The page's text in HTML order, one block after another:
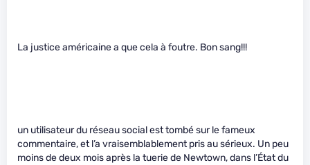
La justice américaine a que cela à foutre. Bon sang!!!
un utilisateur du réseau social est tombé sur le fameux
commentaire, et l’a vraisemblablement pris au sérieux. Un peu
moins de deux mois après la tuerie de Newtown, dans l’État du